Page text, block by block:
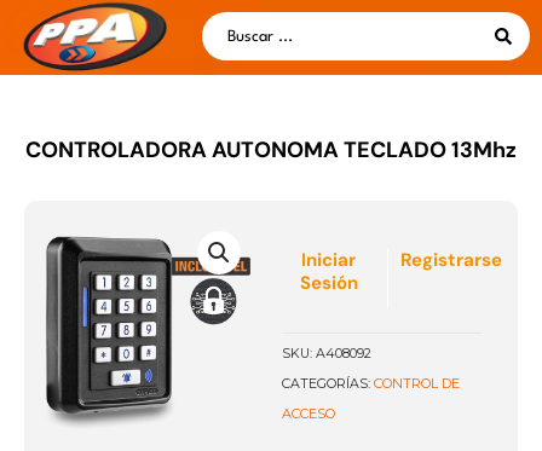
contenido
Search
...
CONTROLADORA AUTONOMA TECLADO 13Mhz
Iniciar
Sesión
Registrarse
SKU:A408092
CATEGORÍAS: CONTROL DE
ACCESO